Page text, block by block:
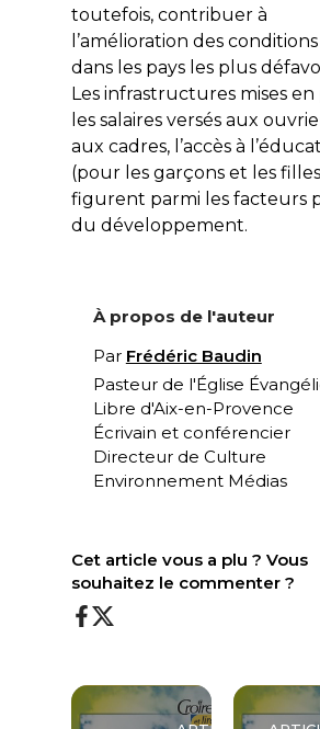
toutefois, contribuer à
l’amélioration des
dans les pays les plus
Les infrastructures mises en
les salaires versés aux
aux cadres, l’accès à
(pour les garçons et les
figurent parmi les facteurs
du développement.
À propos de l'auteur
Par Frédéric Baudin
Pasteur de l'Église
Libre d'Aix-en-Provence
Écrivain et conférencier
Directeur de Culture
Environnement Médias
Cet article vous a plu ? Vous
souhaitez le commenter ?